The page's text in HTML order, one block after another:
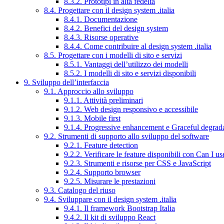
8.4. Progettare con il design system .italia
8.4.1. Documentazione
8.4.2. Benefici del design system
8.4.3. Risorse operative
8.4.4. Come contribuire al design system .italia
8.5. Progettare con i modelli di sito e servizi
8.5.1. Vantaggi dell’utilizzo dei modelli
8.5.2. I modelli di sito e servizi disponibili
9. Sviluppo dell’interfaccia
9.1. Approccio allo sviluppo
9.1.1. Attività preliminari
9.1.2. Web design responsivo e accessibile
9.1.3. Mobile first
9.1.4. Progressive enhancement e Graceful
9.2. Strumenti di supporto allo sviluppo del software
9.2.1. Feature detection
9.2.2. Verificare le feature disponibili con Can I
9.2.3. Strumenti e risorse per CSS e JavaScript
9.2.4. Supporto browser
9.2.5. Misurare le prestazioni
9.3. Catalogo del riuso
9.4. Sviluppare con il design system .italia
9.4.1. Il framework Bootstrap Italia
9.4.2. Il kit di sviluppo React